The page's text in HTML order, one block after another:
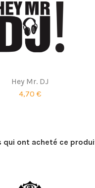
Hey Mr. DJ
4,70 €
qui ont acheté ce